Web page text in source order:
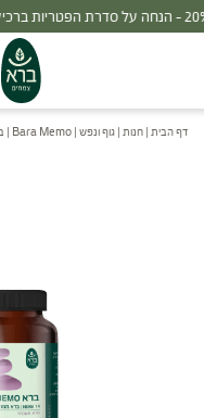
30% - הנחה על סדרת הפטריות ברכישת 3 מוצרים
דף הבית | חנות | גוף ונפש | Bara Memo | ברא ממו (טבליות)